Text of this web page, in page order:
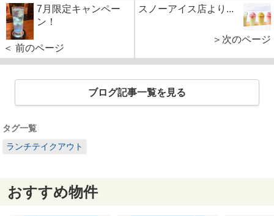
7月限定キャンペー
ン！
＜ 前のページ
スノーアイス店より...
＞次のページ
ブログ記事一覧を見る
タグ一覧
ランチテイクアウト
おすすめ物件